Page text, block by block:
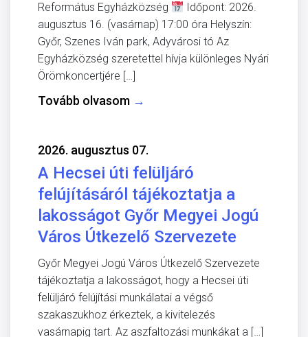
Református Egyházközség
Időpont: 2026.
augusztus 16. (vasárnap) 17:00 óra Helyszín:
Győr, Szenes Iván park, Adyvárosi tó Az
Egyházközség szeretettel hívja különleges Nyári
Örömkoncertjére […]
Tovább olvasom →
2026. augusztus 07.
A Hecsei úti felüljáró
felújításáról tájékoztatja a
lakosságot Győr Megyei Jogú
Város Útkezelő Szervezete
Győr Megyei Jogú Város Útkezelő Szervezete
tájékoztatja a lakosságot, hogy a Hecsei úti
felüljáró felújítási munkálatai a végső
szakaszukhoz érkeztek, a kivitelezés
vasárnapig tart. Az aszfaltozási munkákat a […]